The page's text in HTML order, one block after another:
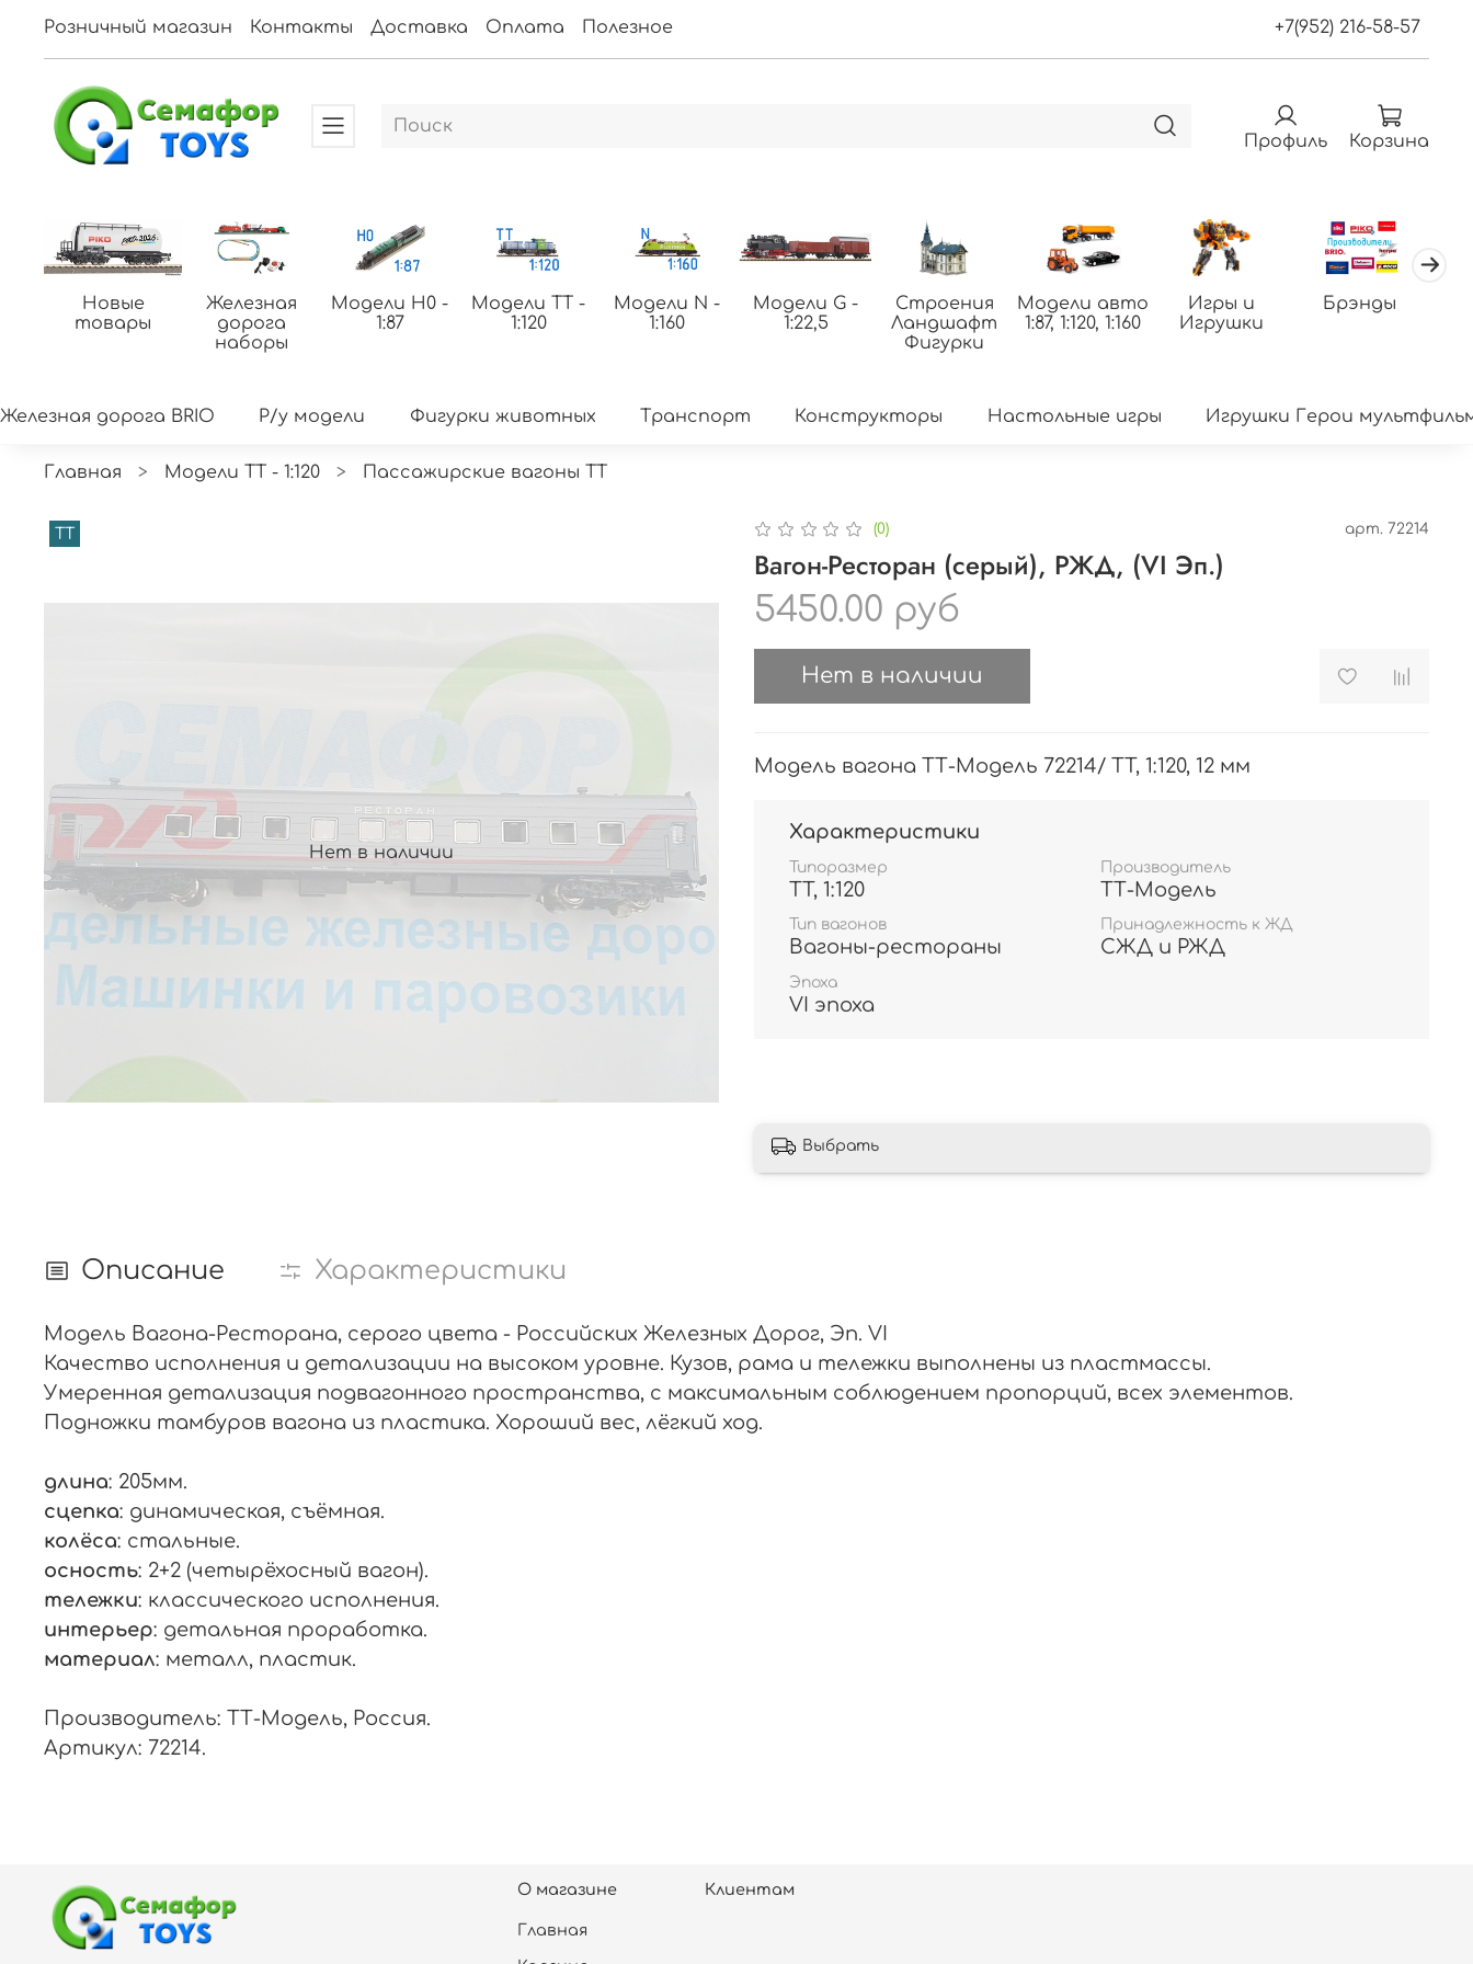
Розничный магазин Контакты Доставка Оплата Полезное +7(952) 216-58-57
Профиль Корзина
Новые
товары
Железная
дорога
наборы
Модели H0 -
1:87
Модели ТТ -
1:120
Модели N -
1:160
Модели G -
1:22,5
Строения
Ландшафт
Фигурки
Модели авто
1:87, 1:120, 1:160
Игры и
Игрушки
Брэнды
Железная дорога BRIO Р/у модели Фигурки животных Транспорт Конструкторы Настольные игры Игрушки Герои
Главная Модели ТТ - 1:120 Пассажирские вагоны TT
Нет в наличии
TT (0) арт. 72214
Вагон-Ресторан (серый), РЖД, (VI Эп.)
5450.00 руб
Нет в наличии
Модель вагона ТТ-Модель 72214/ TT, 1:120, 12 мм
Характеристики
Типоразмер
TT, 1:120
Производитель
ТТ-Модель
Тип вагонов
Вагоны-рестораны
Принадлежность к ЖД
СЖД и РЖД
Эпоха
VI эпоха
Выбрать
Описание Характеристики
Модель Вагона-Ресторана, серого цвета - Российских Железных Дорог, Эп. VI
Качество исполнения и детализации на высоком уровне. Кузов, рама и тележки выполнены из пластмассы.
Умеренная детализация подвагонного пространства, с максимальным соблюдением пропорций, всех элементов.
Подножки тамбуров вагона из пластика. Хороший вес, лёгкий ход.
длина: 205мм.
сцепка: динамическая, съёмная.
колёса: стальные.
осность: 2+2 (четырёхосный вагон).
тележки: классического исполнения.
интерьер: детальная проработка.
материал: металл, пластик.
Производитель: ТТ-Модель, Россия.
Артикул: 72214.
О магазине
Главная
Клиентам